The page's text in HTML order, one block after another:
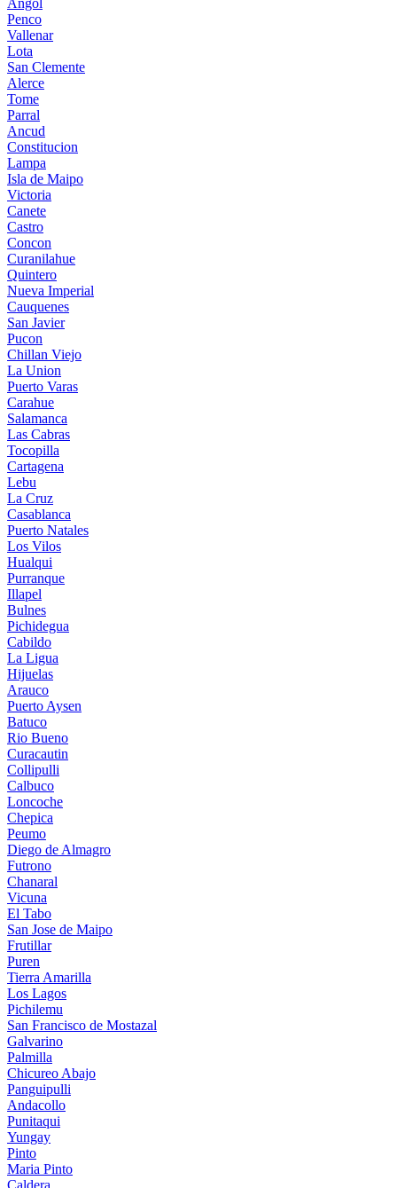
Penco
Vallenar
Lota
San Clemente
Alerce
Tome
Parral
Ancud
Constitucion
Lampa
Isla de Maipo
Victoria
Canete
Castro
Concon
Curanilahue
Quintero
Nueva Imperial
Cauquenes
San Javier
Pucon
Chillan Viejo
La Union
Puerto Varas
Carahue
Salamanca
Las Cabras
Tocopilla
Cartagena
Lebu
La Cruz
Casablanca
Puerto Natales
Los Vilos
Hualqui
Purranque
Illapel
Bulnes
Pichidegua
Cabildo
La Ligua
Hijuelas
Arauco
Puerto Aysen
Batuco
Rio Bueno
Curacautin
Collipulli
Calbuco
Loncoche
Chepica
Peumo
Diego de Almagro
Futrono
Chanaral
Vicuna
El Tabo
San Jose de Maipo
Frutillar
Puren
Tierra Amarilla
Los Lagos
Pichilemu
San Francisco de Mostazal
Galvarino
Palmilla
Chicureo Abajo
Panguipulli
Andacollo
Punitaqui
Yungay
Pinto
Maria Pinto
Caldera